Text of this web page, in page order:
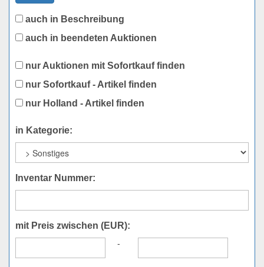
auch in Beschreibung
auch in beendeten Auktionen
nur Auktionen mit Sofortkauf finden
nur Sofortkauf - Artikel finden
nur Holland - Artikel finden
in Kategorie:
Inventar Nummer:
mit Preis zwischen (EUR):
-